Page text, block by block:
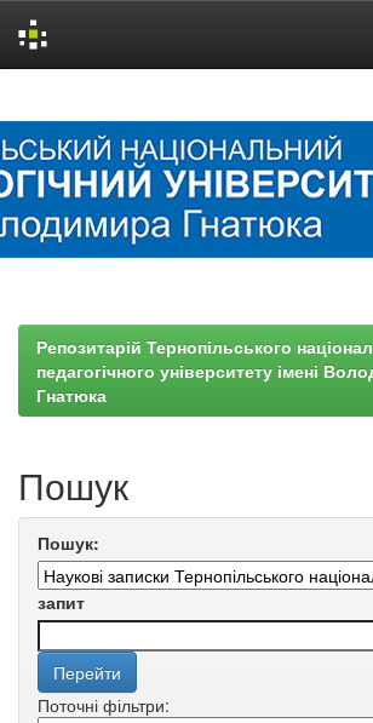
Репозитарій Тернопільського
педагогічного університету імені
Гнатюка
Пошук
Пошук:
запит
Поточні фільтри: